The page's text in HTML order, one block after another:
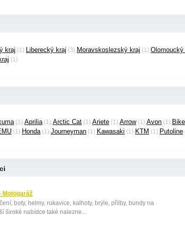
kraj (1) Liberecký kraj (3) Moravskoslezský kraj (1) Olomoucký
(1)
(1) Aprilia(1) Arctic Cat (1) Ariete (1) Arrow(1) Avon (1)
(1) Honda(1) Journeyman (1) Kawasaki (1) KTM (1) Putoline
Motogaráž
boty, helmy, rukavice, kalhoty, brýle, přilby, bundy na
široké nabídce také nalezne...